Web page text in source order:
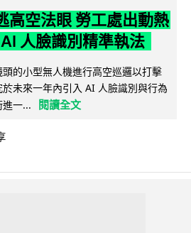
高空法眼 勞工處出動熱
人臉識別精準執法
的小型無人機進行高空巡邏以打擊
未來一年內引入 AI 人臉識別與行為
一...
閱讀全文